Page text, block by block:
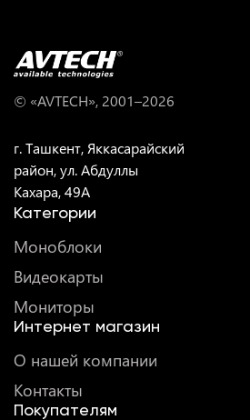
© «AVTECH», 2001–2026
г. Ташкент, Яккасарайский
район, ул. Абдуллы
Кахара, 49A
Категории
Моноблоки
Видеокарты
Мониторы
Интернет магазин
О нашей компании
Контакты
Покупателям